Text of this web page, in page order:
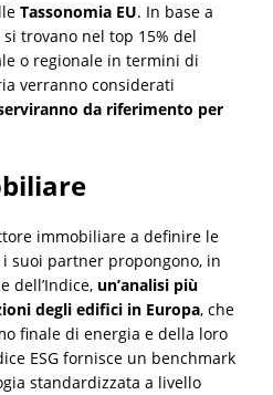
Tassonomia EU. In base a
trovano nel top 15% del
o regionale in termini di
verranno considerati
da riferimento per
immobiliare a definire le
suoi partner propongono, in
dell’Indice, un’analisi più
degli edifici in Europa, che
finale di energia e della loro
ESG fornisce un benchmark
standardizzata a livello